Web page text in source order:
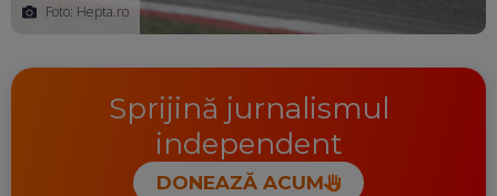
Foto: Hepta.ro
Sprijină jurnalismul
independent
DONEAZĂ ACUM